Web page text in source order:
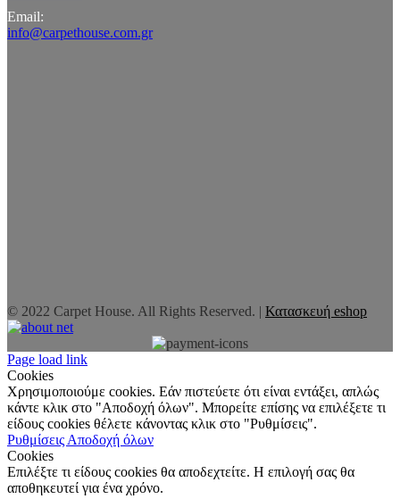
Email:
info@carpethouse.com.gr
© 2022 Carpet House. All Rights Reserved. | Κατασκευή eshop
Page load link
Cookies
Χρησιμοποιούμε cookies. Εάν πιστεύετε ότι είναι εντάξει, απλώς
κάντε κλικ στο "Αποδοχή όλων". Μπορείτε επίσης να επιλέξετε τι
είδους cookies θέλετε κάνοντας κλικ στο "Ρυθμίσεις".
Ρυθμίσεις Αποδοχή όλων
Cookies
Επιλέξτε τι είδους cookies θα αποδεχτείτε. Η επιλογή σας θα
αποθηκευτεί για ένα χρόνο.